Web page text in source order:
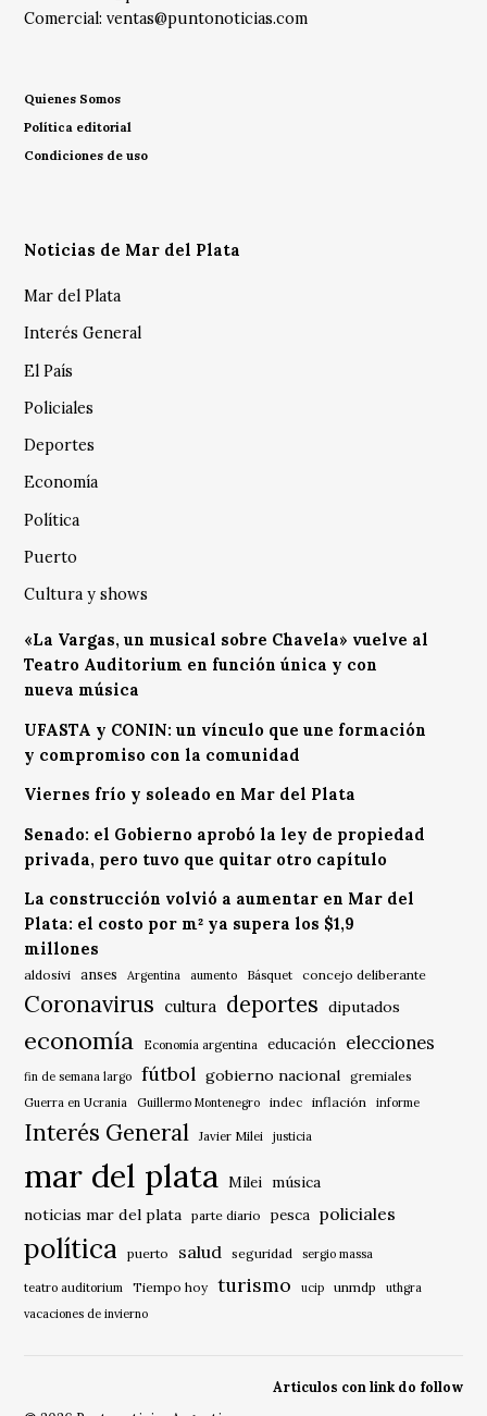
Comercial:ventas@puntonoticias.com
Quienes Somos
Política editorial
Condiciones de uso
Noticias de Mar del Plata
Mar del Plata
Interés General
El País
Policiales
Deportes
Economía
Política
Puerto
Cultura y shows
«La Vargas, un musical sobre Chavela» vuelve al
Teatro Auditorium en función única y con
nueva música
UFASTA y CONIN: un vínculo que une formación
y compromiso con la comunidad
Viernes frío y soleado en Mar del Plata
Senado: el Gobierno aprobó la ley de propiedad
privada, pero tuvo que quitar otro capítulo
La construcción volvió a aumentar en Mar del
Plata: el costo por m² ya supera los $1,9
millones
aldosivi anses Argentina aumento Básquet concejo deliberante
Coronavirus cultura deportes diputados
economía Economía argentina educación elecciones
fin de semana largo fútbol gobierno nacional gremiales
Guerra en Ucrania Guillermo Montenegro indec inflación informe
Interés General Javier Milei justicia
mar del plata Milei música
noticias mar del plata
parte diario pesca policiales
política puerto salud seguridad sergio massa
teatro auditorium Tiempo hoy turismo ucip unmdp
uthgra
vacaciones de invierno
Articulos con link do follow